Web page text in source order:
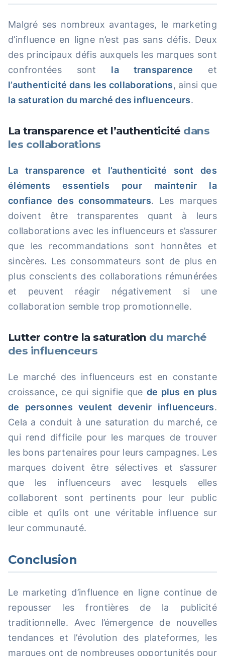
Malgré ses nombreux avantages, le marketing
d’influence en ligne n’est pas sans défis. Deux
des principaux défis auxquels les marques sont
confrontées sont la transparence et
l’authenticité dans les collaborations, ainsi que
la saturation du marché des influenceurs.
La transparence et l’authenticité dans
les collaborations
La transparence et l’authenticité sont des
éléments essentiels pour maintenir la
confiance des consommateurs. Les marques
doivent être transparentes quant à leurs
collaborations avec les influenceurs et s’assurer
que les recommandations sont honnêtes et
sincères. Les consommateurs sont de plus en
plus conscients des collaborations rémunérées
et peuvent réagir négativement si une
collaboration semble trop promotionnelle.
Lutter contre la saturation du marché
des influenceurs
Le marché des influenceurs est en constante
croissance, ce qui signifie que de plus en plus
de personnes veulent devenir influenceurs.
Cela a conduit à une saturation du marché, ce
qui rend difficile pour les marques de trouver
les bons partenaires pour leurs campagnes. Les
marques doivent être sélectives et s’assurer
que les influenceurs avec lesquels elles
collaborent sont pertinents pour leur public
cible et qu’ils ont une véritable influence sur
leur communauté.
Conclusion
Le marketing d’influence en ligne continue de
repousser les frontières de la publicité
traditionnelle. Avec l’émergence de nouvelles
tendances et l’évolution des plateformes, les
marques ont de nombreuses opportunités pour